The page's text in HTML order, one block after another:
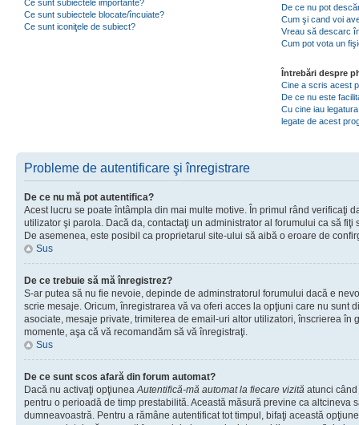
Ce sunt subiectele importante?
Ce sunt subiectele blocate/încuiate?
Ce sunt iconiţele de subiect?
De ce nu pot
Cum şi cand voi
Vreau să descarc
Cum pot vota un
Întrebări despre
Cine a scris acest
De ce nu este
Cu cine iau
legate de acest
Probleme de autentificare şi înregistrare
De ce nu mă pot autentifica?
Acest lucru se poate întâmpla din mai multe motive. În primul rând verificaţi
utilizator şi parola. Dacă da, contactaţi un administrator al forumului ca să fiţi
De asemenea, este posibil ca proprietarul site-ului să aibă o eroare de
Sus
De ce trebuie să mă înregistrez?
S-ar putea să nu fie nevoie, depinde de adminstratorul forumului dacă e
scrie mesaje. Oricum, înregistrarea vă va oferi acces la opţiuni care nu sunt
asociate, mesaje private, trimiterea de email-uri altor utilizatori, înscrierea în
momente, aşa că vă recomandăm să vă înregistraţi.
Sus
De ce sunt scos afară din forum automat?
Dacă nu activaţi opţiuneaAutentifică-mă automat la fiecare vizită atunci
pentru o perioadă de timp prestabilită. Această măsură previne ca altcineva
dumneavoastră. Pentru a rămâne autentificat tot timpul, bifaţi această